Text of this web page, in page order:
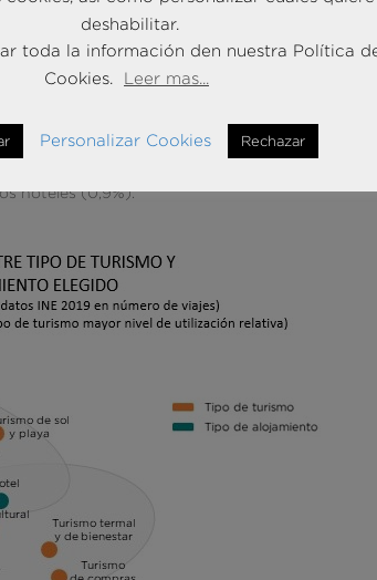
alojamientos más demandados son el rural
las escapadas se hacen a las playas se
todo los apartamentos y viviendas de alquiler
preferencias de hospedaje son las pensiones y
como el de motivos religiosos se eligen los
(14,5% y 3,6%). Mientras que para los
el turismo termal y de bienestar los hoteles
hoteles (0,9%).
deshabilitar.
toda la información den nuestra Política
Cookies.
Leer mas...
Personalizar Cookies Rechazar